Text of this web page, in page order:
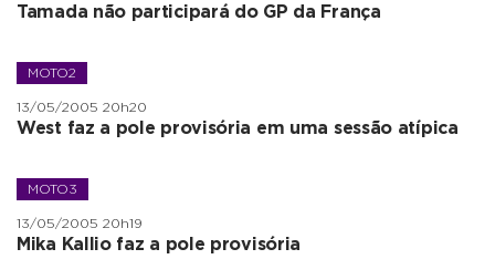
Tamada não participará do GP da França
MOTO2
13/05/2005 20h20
West faz a pole provisória em uma sessão atípica
MOTO3
13/05/2005 20h19
Mika Kallio faz a pole provisória